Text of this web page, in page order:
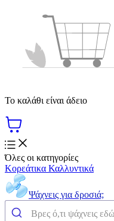
Το καλάθι είναι άδειο
Όλες οι κατηγορίες
Κορεάτικα Καλλυντικά
Ψάχνεις για δροσιά;